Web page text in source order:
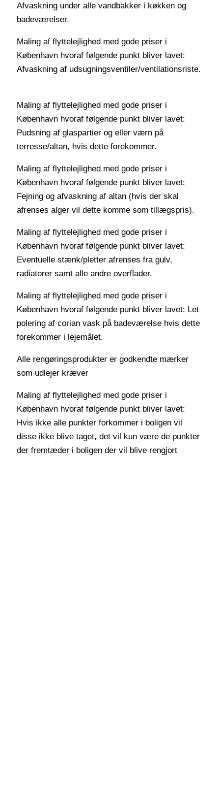
Afvaskning under alle vandbakker i køkken og
badeværelser.
Maling af flyttelejlighed med gode priser i
København hvoraf følgende punkt bliver lavet:
Afvaskning af udsugningsventiler/ventilationsriste.
Maling af flyttelejlighed med gode priser i
København hvoraf følgende punkt bliver lavet:
Pudsning af glaspartier og eller værn på
terresse/altan, hvis dette forekommer.
Maling af flyttelejlighed med gode priser i
København hvoraf følgende punkt bliver lavet:
Fejning og afvaskning af altan (hvis der skal
afrenses alger vil dette komme som tillægspris).
Maling af flyttelejlighed med gode priser i
København hvoraf følgende punkt bliver lavet:
Eventuelle stænk/pletter afrenses fra gulv,
radiatorer samt alle andre overflader.
Maling af flyttelejlighed med gode priser i
København hvoraf følgende punkt bliver lavet: Let
polering af corian vask på badeværelse hvis dette
forekommer i lejemålet.
Alle rengøringsprodukter er godkendte mærker
som udlejer kræver
Maling af flyttelejlighed med gode priser i
København hvoraf følgende punkt bliver lavet:
Hvis ikke alle punkter forkommer i boligen vil
disse ikke blive taget, det vil kun være de punkter
der fremtæder i boligen der vil blive rengjort